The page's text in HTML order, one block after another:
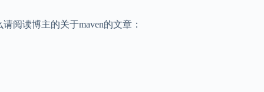
阅读博主的关于maven的文章：